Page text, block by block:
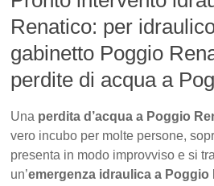
Renatico: per
gabinetto Poggio
perdite di acqua a
Una perdita d’acqua a Poggio
vero incubo per molte persone,
presenta in modo improvviso e si
un’emergenza idraulica a Poggio